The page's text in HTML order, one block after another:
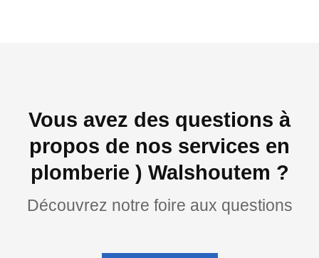
Vous avez des questions à
propos de nos services en
plomberie ) Walshoutem ?
Découvrez notre foire aux questions